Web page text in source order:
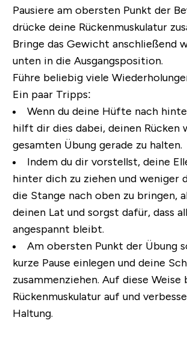
Pausiere am obersten Punkt der
drücke deine Rückenmuskulatur
Bringe das Gewicht anschließend
unten in die Ausgangsposition.
Führe beliebig viele
Ein paar Tripps:
Wenn du deine Hüfte nach
hilft dir dies dabei, deinen Rücken
gesamten Übung gerade zu halten.
Indem du dir vorstellst, deine
hinter dich zu ziehen und weniger
die Stange nach oben zu bringen,
deinen Lat und sorgst dafür, dass
angespannt bleibt.
Am obersten Punkt der Übung
kurze Pause einlegen und deine
zusammenziehen. Auf diese Weise
Rückenmuskulatur auf und
Haltung.